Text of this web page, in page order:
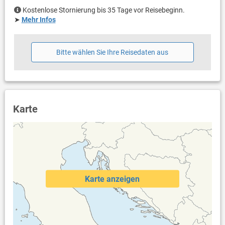
Waschmaschine in der Unterkunft
Internet per WLAN
Kostenlose Stornierung bis 35 Tage vor Reisebeginn.
➤ Mehr Infos
Bitte wählen Sie Ihre Reisedaten aus
Karte
Karte anzeigen